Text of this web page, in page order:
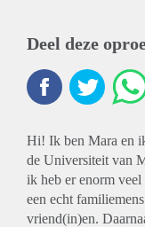
Deel deze
Hi! Ik ben Mara en
de Universiteit van
ik heb er enorm
een echt
vriend(in)en.